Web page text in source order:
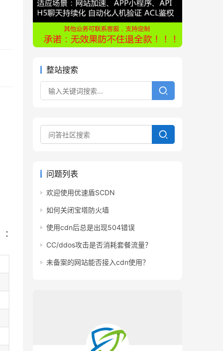
整站搜索
问题列表
欢迎使用优速盾SCDN
如何关闭宝塔防火墙
使用cdn后总是出现504错误
CC/ddos攻击是否消耗套餐流量？
未备案的网站能否接入cdn使用？